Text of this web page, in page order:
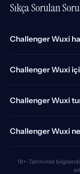
Sıkça Sorulan
Challenger Wuxi
Challenger Wuxi
Challenger Wuxi
Challenger Wuxi
18+ · Tahminler